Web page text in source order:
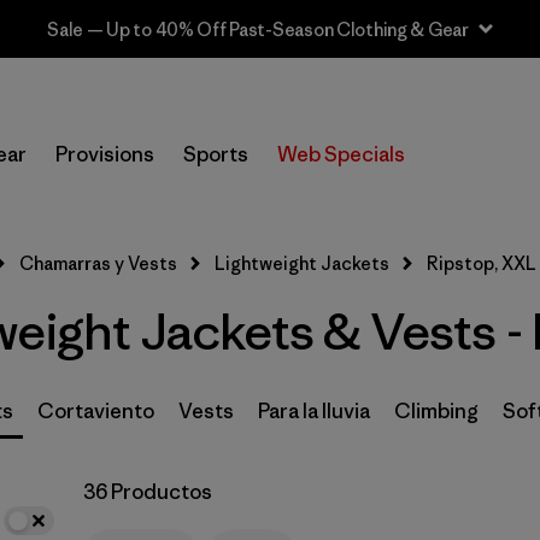
Sale — Up to 40% Off Past-Season Clothing & Gear
Provisions Sports Web Specials
Selecciona una tienda
Ripstop (36)
Recycled Materials (61)
Down Insulation (3)
Chamarras y Vests Lightweight Jackets Ripstop, XXL
Jackets & Vests
Cortaviento Vests Para la lluvia Climbing
36 Productos